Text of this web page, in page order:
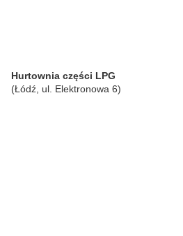
Hurtownia części LPG
(Łódź, ul. Elektronowa 6)